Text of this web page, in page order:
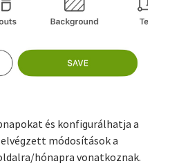
és konfigurálhatja a
módosítások a
hónapra vonatkoznak.